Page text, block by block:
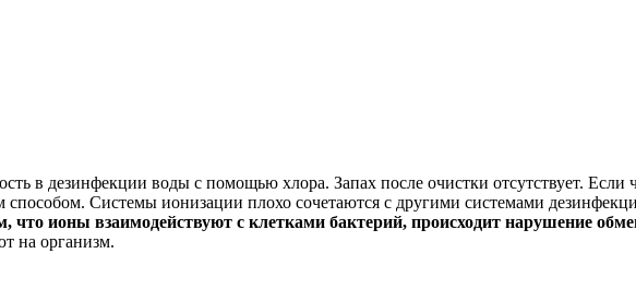
в дезинфекции воды с помощью хлора. Запах после очистки отсутствует. Если
способом. Системы ионизации плохо сочетаются с другими системами
что ионы взаимодействуют с клетками бактерий, происходит нарушение
на организм.